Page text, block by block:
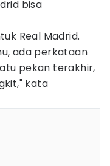
bisa
Real Madrid.
ada perkataan
pekan terakhir,
kata